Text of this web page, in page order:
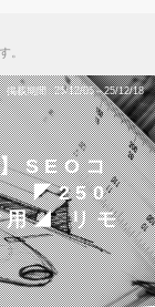
。
掲載期間 25/12/05～25/12/18
SEOコ
ー ◤250
用◢ リモ